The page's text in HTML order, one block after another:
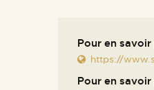
Pour en savoir
https://
Pour en savoir